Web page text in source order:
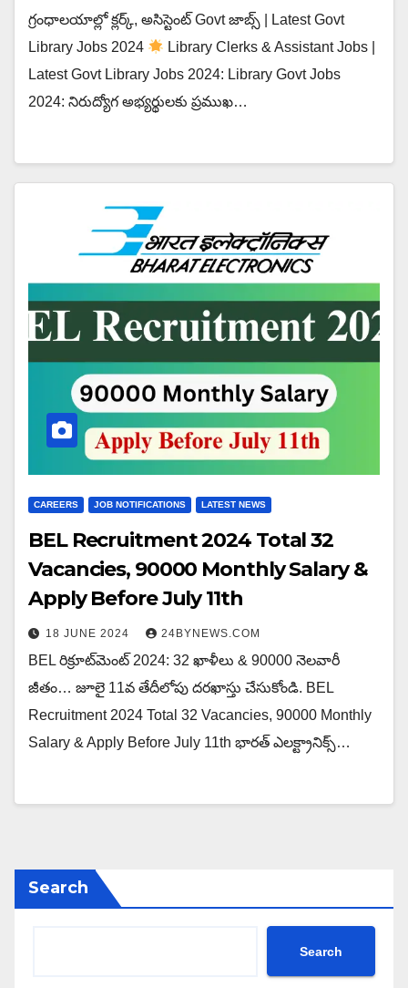
గ్రంధాలయాల్లో క్లర్క్, అసిస్టెంట్ Govt జాబ్స్ | Latest Govt
Library Jobs 2024
Library Clerks & Assistant Jobs |
Latest Govt Library Jobs 2024: Library Govt Jobs
2024: నిరుద్యోగ అభ్యర్థులకు ప్రముఖ…
CAREERS JOB NOTIFICATIONS LATEST NEWS
BEL Recruitment 2024 Total 32
Vacancies, 90000 Monthly Salary &
Apply Before July 11th
18 JUNE 2024 24BYNEWS.COM
BEL రిక్రూట్‌మెంట్ 2024: 32 ఖాళీలు & 90000 నెలవారీ
జీతం… జూలై 11వ తేదీలోపు దరఖాస్తు చేసుకోండి. BEL
Recruitment 2024 Total 32 Vacancies, 90000 Monthly
Salary & Apply Before July 11th భారత్ ఎలక్ట్రానిక్స్…
Search
Search